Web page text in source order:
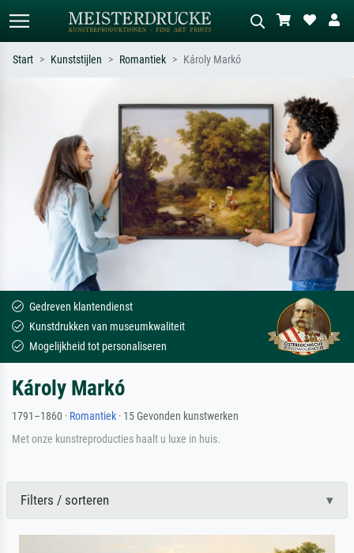
Monet, Sterrennacht, impressionisme,
Hokusai-golf, naakt.
Beschrijf de scène – bijv. groene
weide, abstract met veel rood, donker
olieverfschilderij, staand naakt naast
een boom.
Start Kunststijlen Romantiek Károly Markó
Gedreven klantendienst
Kunstdrukken van museumkwaliteit
Mogelijkheid tot personaliseren
Károly Markó
1791–1860 · Romantiek · 15 Gevonden kunstwerken
Met onze kunstreproducties haalt u luxe in huis.
Filters / sorteren